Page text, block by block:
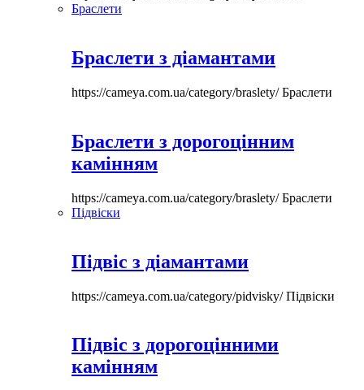
Браслети
Браслети з діамантами
https://cameya.com.ua/category/braslety/Браслети
Браслети з дорогоцінним
камінням
https://cameya.com.ua/category/braslety/Браслети
Підвіски
Підвіс з діамантами
https://cameya.com.ua/category/pidvisky/Підвіски
Підвіс з дорогоцінними
камінням